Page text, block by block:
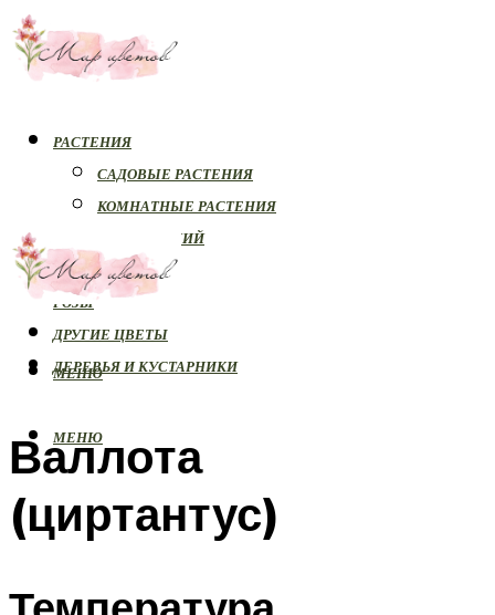
РАСТЕНИЯ
САДОВЫЕ РАСТЕНИЯ
КОМНАТНЫЕ РАСТЕНИЯ
БОЛЕЗНИ РАСТЕНИЙ
ОРХИДЕИ
РОЗЫ
ДРУГИЕ ЦВЕТЫ
ДЕРЕВЬЯ И КУСТАРНИКИ
МЕНЮ
МЕНЮ
Валлота
(циртантус)